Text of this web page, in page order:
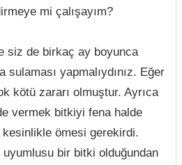
mi çalışayım?
siz de birkaç ay boyunca
yapmalıydınız. Eğer
kötü zararı olmuştur. Ayrıca
vermek bitkiyi fena halde
ömesi gerekirdi.
bir bitki olduğundan